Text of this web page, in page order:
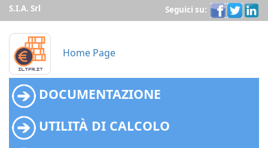
S.I.A. Srl Seguici su:
Home Page
DOCUMENTAZIONE
UTILITÀ DI CALCOLO